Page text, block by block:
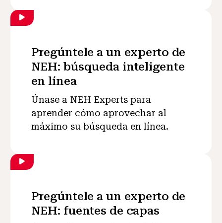
Pregúntele a un experto de
NEH: búsqueda inteligente
en línea
Únase a NEH Experts para
aprender cómo aprovechar al
máximo su búsqueda en línea.
Pregúntele a un experto de
NEH: fuentes de capas